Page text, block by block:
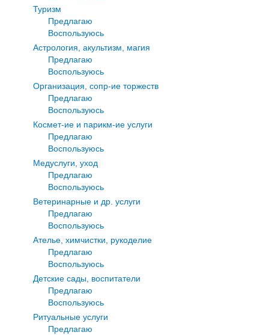
Туризм
Предлагаю
Воспользуюсь
Астрология, акультизм, магия
Предлагаю
Воспользуюсь
Организация, сопр-ие торжеств
Предлагаю
Воспользуюсь
Космет-ие и парикм-ие услуги
Предлагаю
Воспользуюсь
Медуслуги, уход
Предлагаю
Воспользуюсь
Ветеринарные и др. услуги
Предлагаю
Воспользуюсь
Ателье, химчистки, рукоделие
Предлагаю
Воспользуюсь
Детские сады, воспитатели
Предлагаю
Воспользуюсь
Ритуальные услуги
Предлагаю